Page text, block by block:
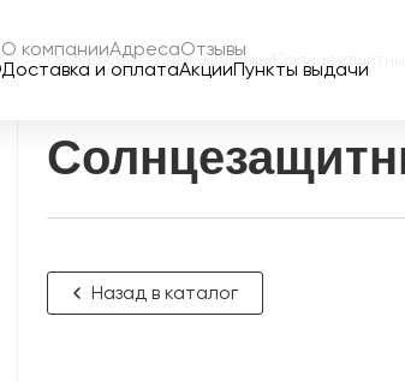
О компанииАдресаОтзывы
Доставка и оплатаАкцииПункты выдачи
Главная/ Интернет-магазин
Назад в каталог